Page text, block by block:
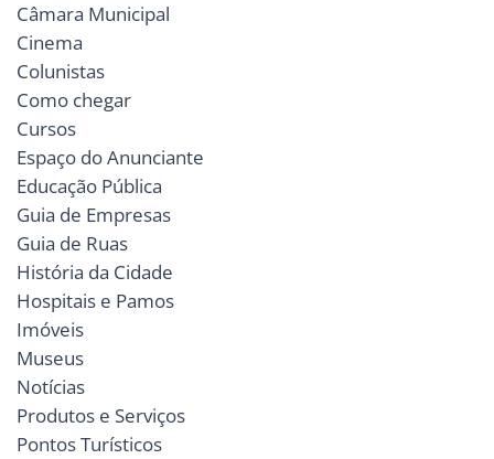
Câmara Municipal
Cinema
Colunistas
Como chegar
Cursos
Espaço do Anunciante
Educação Pública
Guia de Empresas
Guia de Ruas
História da Cidade
Hospitais e Pamos
Imóveis
Museus
Notícias
Produtos e Serviços
Pontos Turísticos